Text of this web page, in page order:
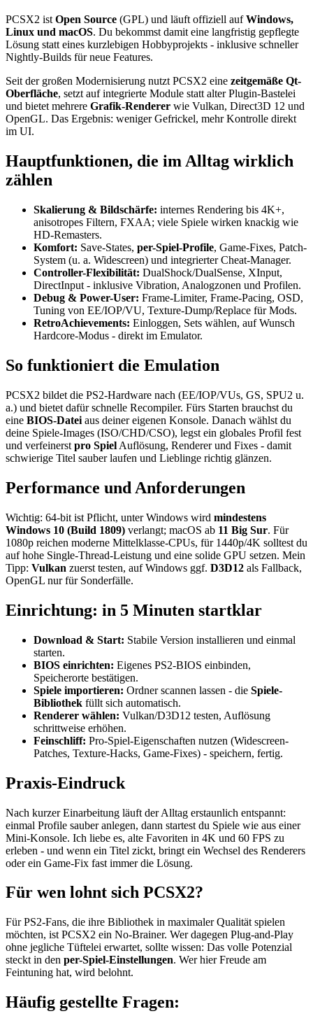
PCSX2 istOpen Source (GPL) und läuft offiziell aufWindows,
Linux und macOS. Du bekommst damit eine langfristig gepflegte
Lösung statt eines kurzlebigen Hobbyprojekts - inklusive schneller
Nightly-Builds für neue Features.
Seit der großen Modernisierung nutzt PCSX2 eine zeitgemäße Qt-
Oberfläche, setzt auf integrierte Module statt alter Plugin-Bastelei
und bietet mehrere Grafik-Renderer wie Vulkan, Direct3D 12 und
OpenGL. Das Ergebnis: weniger Gefrickel, mehr Kontrolle direkt
im UI.
Hauptfunktionen, die im Alltag wirklich
zählen
Skalierung & Bildschärfe: internes Rendering bis 4K+,
anisotropes Filtern, FXAA; viele Spiele wirken knackig wie
HD-Remasters.
Komfort: Save-States, per-Spiel-Profile, Game-Fixes, Patch-
System (u. a. Widescreen) und integrierter Cheat-Manager.
Controller-Flexibilität: DualShock/DualSense, XInput,
DirectInput - inklusive Vibration, Analogzonen und Profilen.
Debug & Power-User: Frame-Limiter, Frame-Pacing, OSD,
Tuning von EE/IOP/VU, Texture-Dump/Replace für Mods.
RetroAchievements: Einloggen, Sets wählen, auf Wunsch
Hardcore-Modus - direkt im Emulator.
So funktioniert die Emulation
PCSX2 bildet die PS2-Hardware nach (EE/IOP/VUs, GS, SPU2 u.
a.) und bietet dafür schnelle Recompiler. Fürs Starten brauchst du
eine BIOS-Datei aus deiner eigenen Konsole. Danach wählst du
deine Spiele-Images (ISO/CHD/CSO), legst ein globales Profil fest
und verfeinerst pro Spiel Auflösung, Renderer und Fixes - damit
schwierige Titel sauber laufen und Lieblinge richtig glänzen.
Performance und Anforderungen
Wichtig: 64-bit ist Pflicht, unter Windows wird mindestens
Windows 10 (Build 1809) verlangt; macOS ab 11 Big Sur. Für
1080p reichen moderne Mittelklasse-CPUs, für 1440p/4K solltest du
auf hohe Single-Thread-Leistung und eine solide GPU setzen. Mein
Tipp: Vulkan zuerst testen, auf Windows ggf. D3D12 als Fallback,
OpenGL nur für Sonderfälle.
Einrichtung: in 5 Minuten startklar
Download & Start: Stabile Version installieren und einmal
starten.
BIOS einrichten: Eigenes PS2-BIOS einbinden,
Speicherorte bestätigen.
Spiele importieren: Ordner scannen lassen - die Spiele-
Bibliothek füllt sich automatisch.
Renderer wählen: Vulkan/D3D12 testen, Auflösung
schrittweise erhöhen.
Feinschliff: Pro-Spiel-Eigenschaften nutzen (Widescreen-
Patches, Texture-Hacks, Game-Fixes) - speichern, fertig.
Praxis-Eindruck
Nach kurzer Einarbeitung läuft der Alltag erstaunlich entspannt:
einmal Profile sauber anlegen, dann startest du Spiele wie aus einer
Mini-Konsole. Ich liebe es, alte Favoriten in 4K und 60 FPS zu
erleben - und wenn ein Titel zickt, bringt ein Wechsel des Renderers
oder ein Game-Fix fast immer die Lösung.
Für wen lohnt sich PCSX2?
Für PS2-Fans, die ihre Bibliothek in maximaler Qualität spielen
möchten, ist PCSX2 ein No-Brainer. Wer dagegen Plug-and-Play
ohne jegliche Tüftelei erwartet, sollte wissen: Das volle Potenzial
steckt in den per-Spiel-Einstellungen. Wer hier Freude am
Feintuning hat, wird belohnt.
Häufig gestellte Fragen: